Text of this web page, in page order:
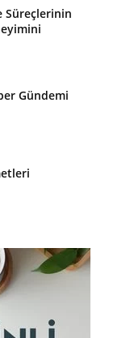
Süreçlerinin
Gündemi